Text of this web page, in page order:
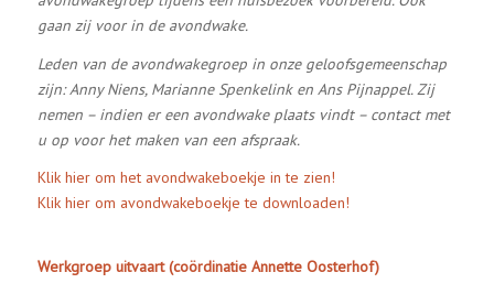
gaan zij voor in de avondwake.
Leden van de avondwakegroep in onze geloofsgemeenschap
zijn:Anny Niens, Marianne Spenkelink en Ans Pijnappel. Zij
nemen – indien er een avondwake plaats vindt – contact met
u op voor het maken van een afspraak.
Klik hier om het avondwakeboekje in te zien!
Klik hier om avondwakeboekje te downloaden!
Werkgroep uitvaart (coördinatie Annette Oosterhof)